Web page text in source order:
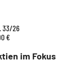
im Fokus
33/26
€